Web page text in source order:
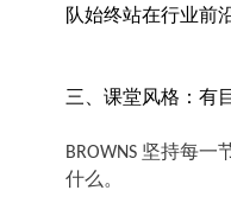
队始终站在行业前
三、课堂风格：有
BROWNS 坚持每一
什么。